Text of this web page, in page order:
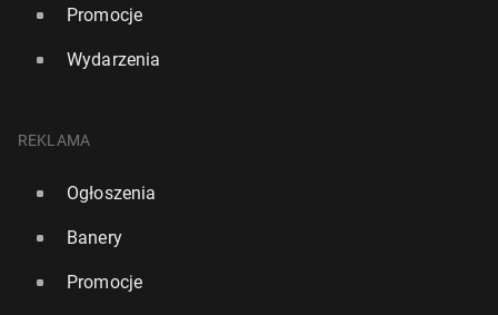
Promocje
Wydarzenia
REKLAMA
Ogłoszenia
Banery
Promocje